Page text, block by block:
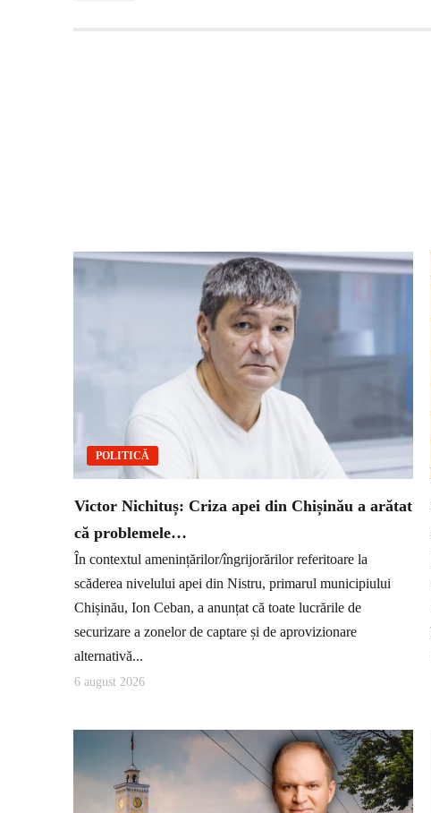
POLITICĂ
Victor Nichituș: Criza apei din Chișinău a arătat
că problemele…
În contextul amenințărilor/îngrijorărilor referitoare la
scăderea nivelului apei din Nistru, primarul municipiului
Chișinău, Ion Ceban, a anunțat că toate lucrările de
securizare a zonelor de captare și de aprovizionare
alternativă...
6 august 2026